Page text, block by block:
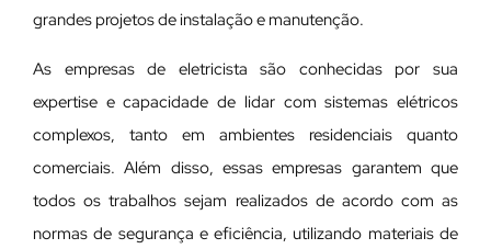
grandes projetos de instalação e manutenção.
As empresas de eletricista são conhecidas por sua
expertise e capacidade de lidar com sistemas elétricos
complexos, tanto em ambientes residenciais quanto
comerciais. Além disso, essas empresas garantem que
todos os trabalhos sejam realizados de acordo com as
normas de segurança e eficiência, utilizando materiais de